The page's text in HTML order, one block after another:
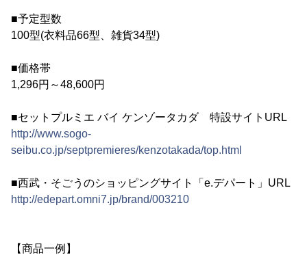
■予定型数
100型(衣料品66型、雑貨34型)
■価格帯
1,296円～48,600円
■セットプルミエ バイ ケンゾータカダ 特設サイトURL
http://www.sogo-
seibu.co.jp/septpremieres/kenzotakada/top.html
■西武・そごうのショッピングサイト「e.デパート」URL
http://edepart.omni7.jp/brand/003210
【商品一例】